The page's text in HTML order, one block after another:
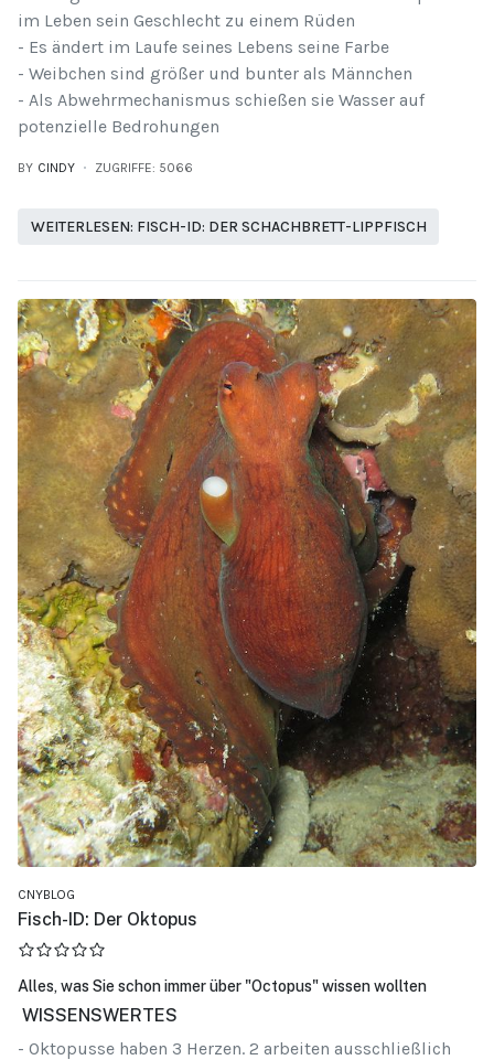
im Leben sein Geschlecht zu einem Rüden
- Es ändert im Laufe seines Lebens seine Farbe
- Weibchen sind größer und bunter als Männchen
- Als Abwehrmechanismus schießen sie Wasser auf
potenzielle Bedrohungen
BY CINDY ZUGRIFFE: 5066
WEITERLESEN: FISCH-ID: DER SCHACHBRETT-LIPPFISCH
CNYBLOG
Fisch-ID: Der Oktopus
Alles, was Sie schon immer über "Octopus" wissen wollten
WISSENSWERTES
- Oktopusse haben 3 Herzen. 2 arbeiten ausschließlich